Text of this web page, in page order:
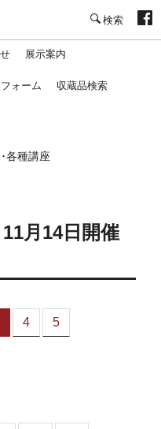
展示案内
ォーム 収蔵品検索
各種講座
月14日開催
（こ
4 5